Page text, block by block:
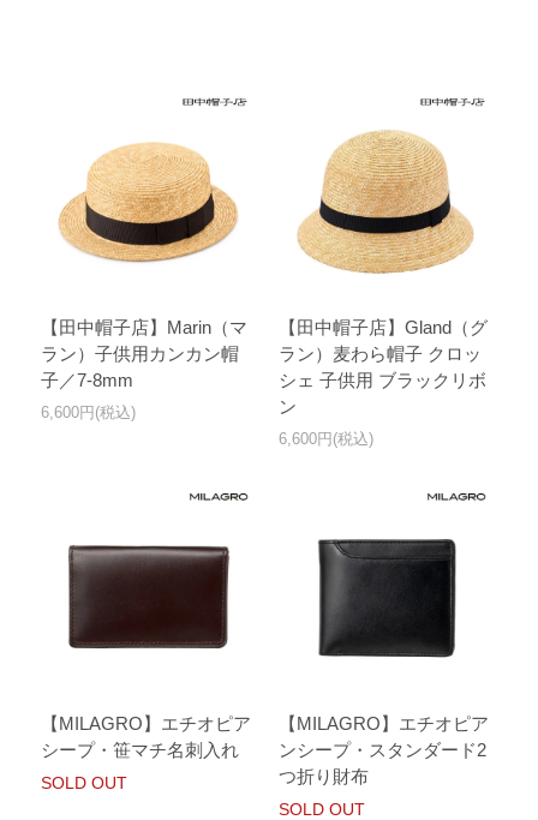
【田中帽子店】Marin（マ
ラン）子供用カンカン帽
子／7-8mm
6,600円(税込)
【田中帽子店】Gland（グ
ラン）麦わら帽子 クロッ
シェ 子供用 ブラックリボ
ン
6,600円(税込)
【MILAGRO】エチオピア
シープ・笹マチ名刺入れ
SOLD OUT
【MILAGRO】エチオピア
ンシープ・スタンダード2
つ折り財布
SOLD OUT